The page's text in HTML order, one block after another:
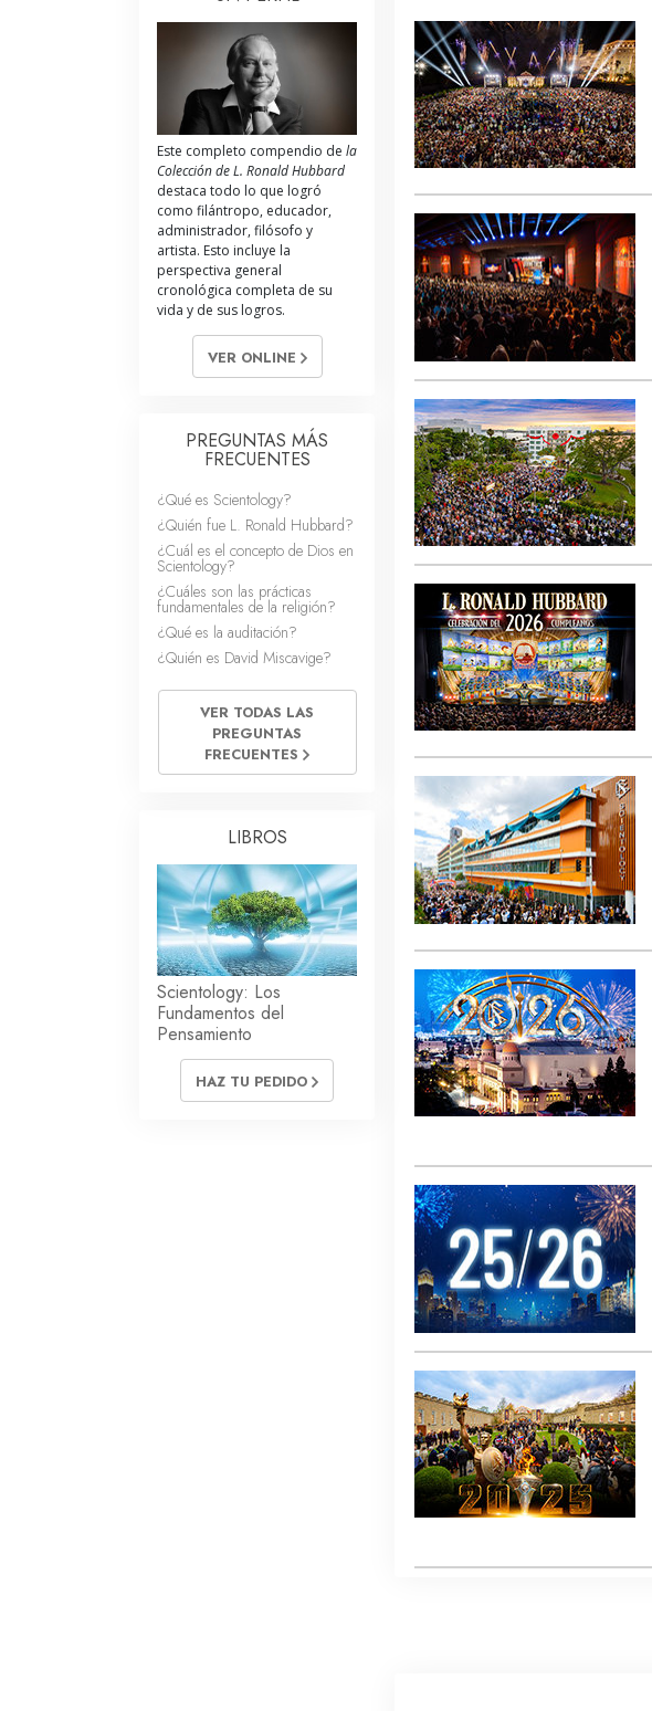
Este completo compendio dela
Colección de L. Ronald Hubbard
destaca todo lo que logró
como filántropo, educador,
administrador, filósofo y
artista. Esto incluye la
perspectiva general
cronológica completa de su
vida y de sus logros.
VER ONLINE
PREGUNTAS MÁS
FRECUENTES
¿Qué es Scientology?
¿Quién fue L. Ronald Hubbard?
¿Cuál es el concepto de Dios en
Scientology?
¿Cuáles son las prácticas
fundamentales de la religión?
¿Qué es la auditación?
¿Quién es David Miscavige?
VER TODAS LAS
PREGUNTAS
FRECUENTES
LIBROS
Scientology: Los
Fundamentos del
Pensamiento
HAZ TU PEDIDO